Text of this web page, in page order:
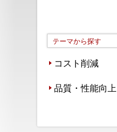
テーマから探す
コスト削減
品質・性能向上